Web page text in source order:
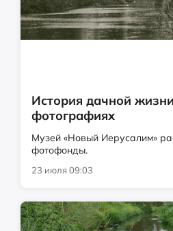
История дачной
фотографиях
Музей «Новый Иерусалим»
фотофонды.
23 июля 09:03